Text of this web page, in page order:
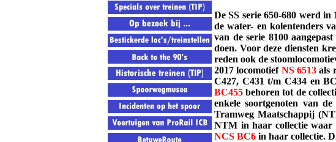
De SS serie 650-680 werd
de water- en kolentenders
van de serie 8100
doen. Voor deze diensten
reden ook de
2017 locomotief NS 6513 als
C427, C431 t/m C434 en
BC455 behoren tot de
enkele soortgenoten van
Tramweg Maatschappij
NTM in haar collectie waar
NCS BC6 in haar collectie.